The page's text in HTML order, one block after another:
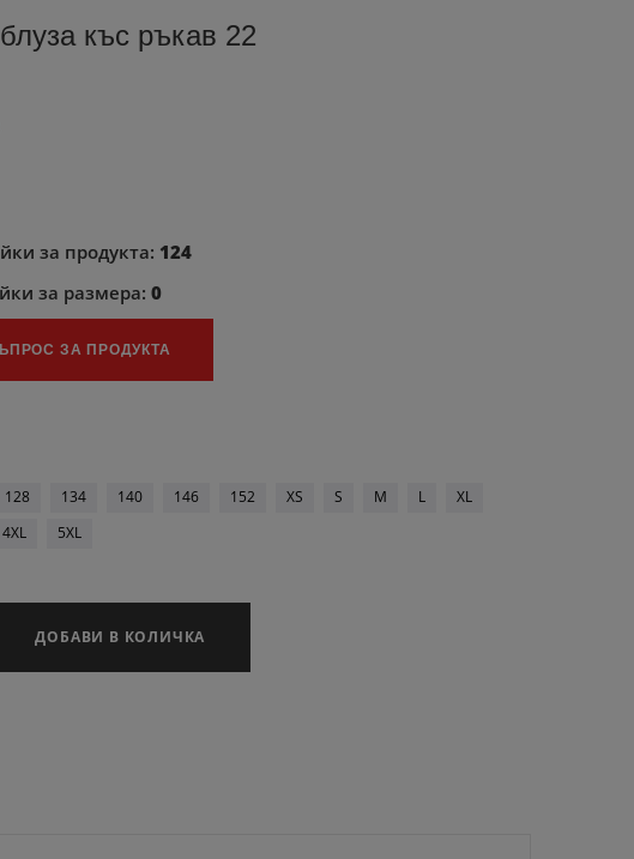
къс ръкав 22
за продукта: 124
за размера:0
ЗА ПРОДУКТА
128 134 140 146 152 XS S M L
XL
4XL 5XL
ДОБАВИ В КОЛИЧКА